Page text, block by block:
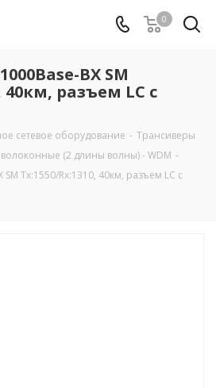
0
BX SM
40км, разъем LC c
сетевое оборудование - Трансиверы
(2 длины волны) - WDM -
SM Tx:1550/Rx:1310, 40км, разъем LC c